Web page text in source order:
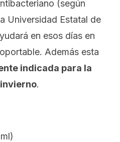
(según
Universidad Estatal de
en esos días en
Además esta
indicada para la
.